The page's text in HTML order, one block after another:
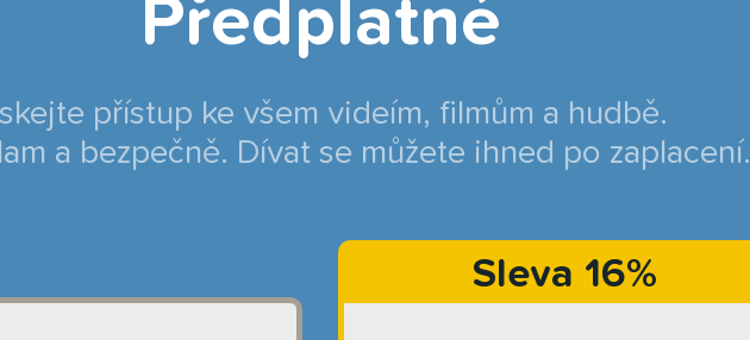
Předplatné
přístup ke všem videím, filmům a hudbě.
a bezpečně. Dívat se můžete ihned po zaplacení.
Sleva 16%